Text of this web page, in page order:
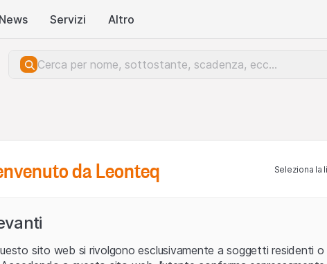
News Servizi Altro
da Leonteq Seleziona la
sito web si rivolgono esclusivamente a soggetti residenti o